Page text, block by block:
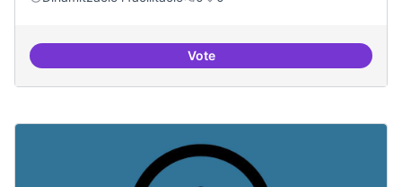
VoteTrobades democràtiques